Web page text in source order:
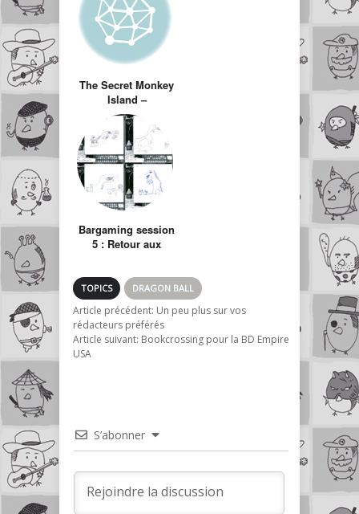
The Secret Monkey
Island –
Indémodable ?
Bargaming session
5 : Retour aux
TOPICS DRAGON BALL
Article précédent: Un peu plus sur vos
rédacteurs préférés
Article suivant: Bookcrossing pour la BD Empire
USA
S’abonner